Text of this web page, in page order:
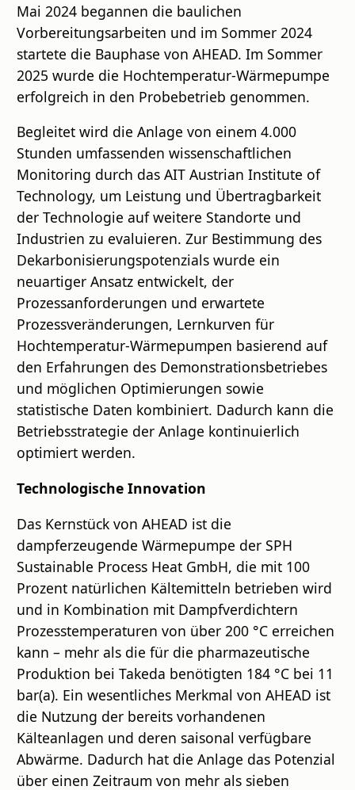
Mai 2024 begannen die baulichen
Vorbereitungsarbeiten und im Sommer 2024
startete die Bauphase von AHEAD. Im Sommer
2025 wurde die Hochtemperatur-Wärmepumpe
erfolgreich in den Probebetrieb genommen.
Begleitet wird die Anlage von einem 4.000
Stunden umfassenden wissenschaftlichen
Monitoring durch das AIT Austrian Institute of
Technology, um Leistung und Übertragbarkeit
der Technologie auf weitere Standorte und
Industrien zu evaluieren. Zur Bestimmung des
Dekarbonisierungspotenzials wurde ein
neuartiger Ansatz entwickelt, der
Prozessanforderungen und erwartete
Prozessveränderungen, Lernkurven für
Hochtemperatur-Wärmepumpen basierend auf
den Erfahrungen des Demonstrationsbetriebes
und möglichen Optimierungen sowie
statistische Daten kombiniert. Dadurch kann die
Betriebsstrategie der Anlage kontinuierlich
optimiert werden.
Technologische Innovation
Das Kernstück von AHEAD ist die
dampferzeugende Wärmepumpe der SPH
Sustainable Process Heat GmbH, die mit 100
Prozent natürlichen Kältemitteln betrieben wird
und in Kombination mit Dampfverdichtern
Prozesstemperaturen von über 200 °C erreichen
kann – mehr als die für die pharmazeutische
Produktion bei Takeda benötigten 184 °C bei 11
bar(a). Ein wesentliches Merkmal von AHEAD ist
die Nutzung der bereits vorhandenen
Kälteanlagen und deren saisonal verfügbare
Abwärme. Dadurch hat die Anlage das Potenzial
über einen Zeitraum von mehr als sieben